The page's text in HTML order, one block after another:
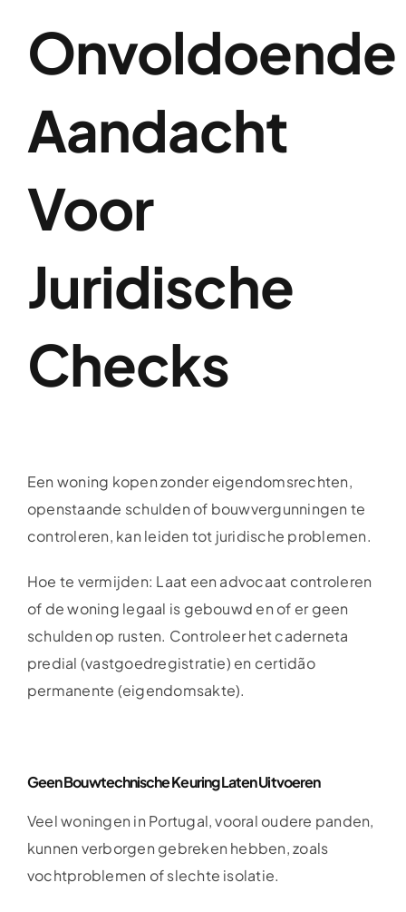
Onvoldoende
Aandacht
Voor
Juridische
Checks
Een woning kopen zonder eigendomsrechten,
openstaande schulden of bouwvergunningen te
controleren, kan leiden tot juridische problemen.
Hoe te vermijden: Laat een advocaat controleren
of de woning legaal is gebouwd en of er geen
schulden op rusten. Controleer het caderneta
predial (vastgoedregistratie) en certidão
permanente (eigendomsakte).
Geen Bouwtechnische Keuring Laten Uitvoeren
Veel woningen in Portugal, vooral oudere panden,
kunnen verborgen gebreken hebben, zoals
vochtproblemen of slechte isolatie.